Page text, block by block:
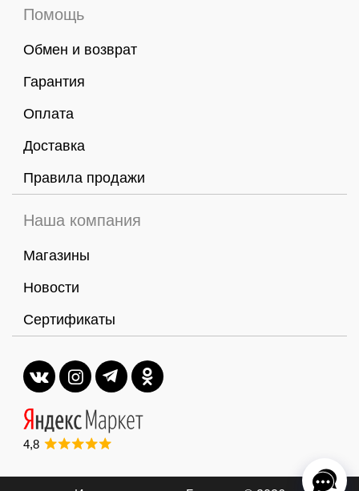
Помощь
Обмен и возврат
Гарантия
Оплата
Доставка
Правила продажи
Наша компания
Магазины
Новости
Сертификаты
4,8